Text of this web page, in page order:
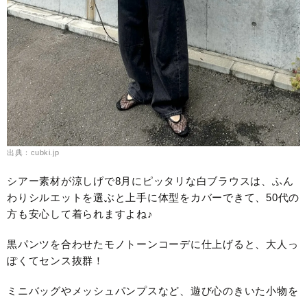
出典：cubki.jp
シアー素材が涼しげで8月にピッタリな白ブラウスは、ふん
わりシルエットを選ぶと上手に体型をカバーできて、50代の
方も安心して着られますよね♪
黒パンツを合わせたモノトーンコーデに仕上げると、大人っ
ぽくてセンス抜群！
ミニバッグやメッシュパンプスなど、遊び心のきいた小物を